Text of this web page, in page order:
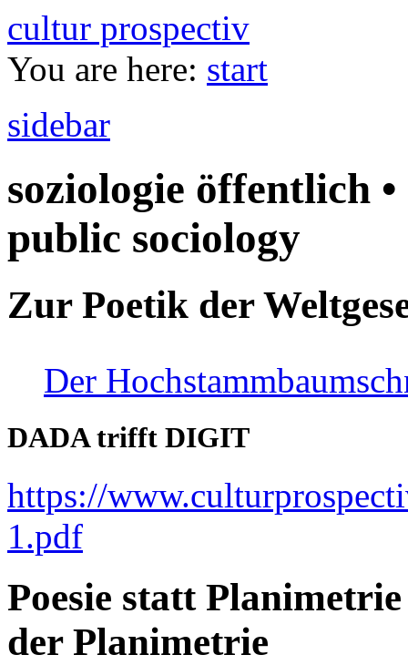
cultur prospectiv
You are here: start
sidebar
soziologie öffentlich
public sociology
Zur Poetik der
Der
DADA trifft DIGIT
https://
1.pdf
Poesie statt
der Planimetrie